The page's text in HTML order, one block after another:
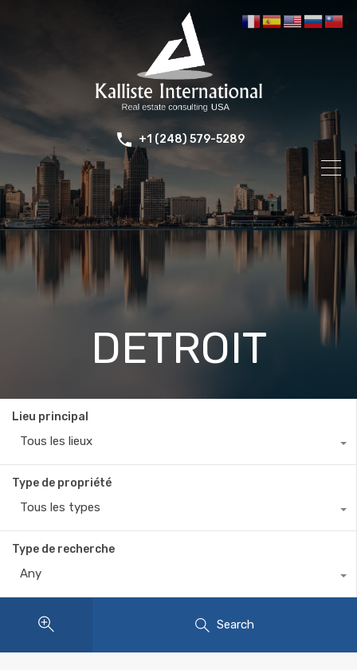
+1 (248) 579-5289
DETROIT
Lieu principal
Tous les lieux
Type de propriété
Tous les types
Type de recherche
Any
Search